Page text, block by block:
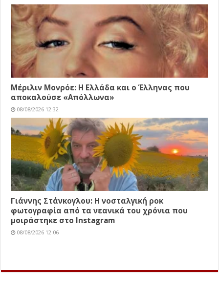
Μέριλιν Μονρόε: Η Ελλάδα και ο Έλληνας που
αποκαλούσε «Απόλλωνα»
08/08/2026 12:32
Γιάννης Στάνκογλου: Η νοσταλγική ροκ
φωτογραφία από τα νεανικά του χρόνια που
μοιράστηκε στο Instagram
08/08/2026 12:06